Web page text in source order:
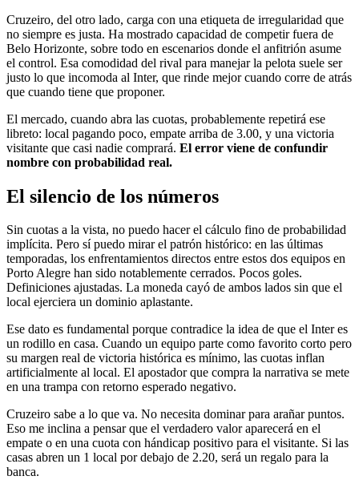
Cruzeiro, del otro lado, carga con una etiqueta de irregularidad que
no siempre es justa. Ha mostrado capacidad de competir fuera de
Belo Horizonte, sobre todo en escenarios donde el anfitrión asume
el control. Esa comodidad del rival para manejar la pelota suele ser
justo lo que incomoda al Inter, que rinde mejor cuando corre de atrás
que cuando tiene que proponer.
El mercado, cuando abra las cuotas, probablemente repetirá ese
libreto: local pagando poco, empate arriba de 3.00, y una victoria
visitante que casi nadie comprará. El error viene de confundir
nombre con probabilidad real.
El silencio de los números
Sin cuotas a la vista, no puedo hacer el cálculo fino de probabilidad
implícita. Pero sí puedo mirar el patrón histórico: en las últimas
temporadas, los enfrentamientos directos entre estos dos equipos en
Porto Alegre han sido notablemente cerrados. Pocos goles.
Definiciones ajustadas. La moneda cayó de ambos lados sin que el
local ejerciera un dominio aplastante.
Ese dato es fundamental porque contradice la idea de que el Inter es
un rodillo en casa. Cuando un equipo parte como favorito corto pero
su margen real de victoria histórica es mínimo, las cuotas inflan
artificialmente al local. El apostador que compra la narrativa se mete
en una trampa con retorno esperado negativo.
Cruzeiro sabe a lo que va. No necesita dominar para arañar puntos.
Eso me inclina a pensar que el verdadero valor aparecerá en el
empate o en una cuota con hándicap positivo para el visitante. Si las
casas abren un 1 local por debajo de 2.20, será un regalo para la
banca.